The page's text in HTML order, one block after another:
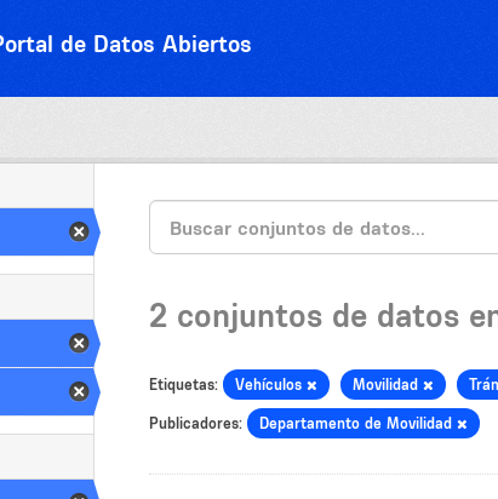
de Datos Abiertos
2 conjuntos de datos
Etiquetas: Vehículos Movilidad
Publicadores: Departamento de Movilidad